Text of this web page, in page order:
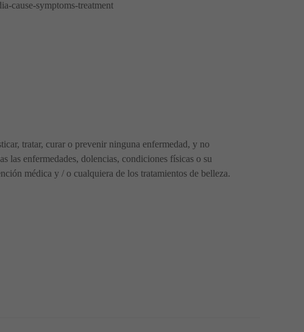
cause-symptoms-treatment
tratar, curar o prevenir ninguna enfermedad, y no
las enfermedades, dolencias, condiciones físicas o su
médica y / o cualquiera de los tratamientos de belleza.